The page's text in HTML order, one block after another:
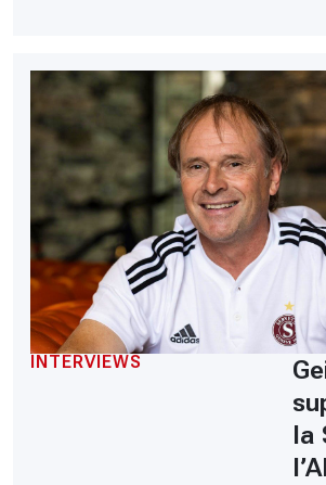
INTERVIEWS
la